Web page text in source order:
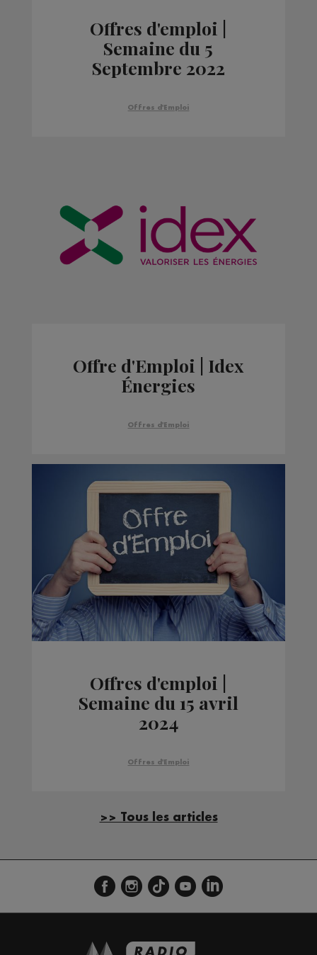
Offres d'emploi |
Semaine du 5
Septembre 2022
Offres d'Emploi
Offre d'Emploi | Idex
Énergies
Offres d'Emploi
Offres d'emploi |
Semaine du 15 avril
2024
Offres d'Emploi
>> Tous les articles